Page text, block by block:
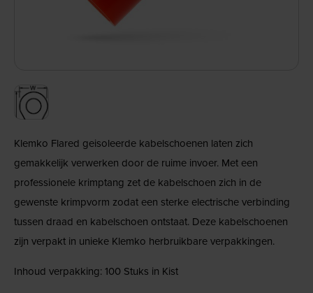
Klemko Flared geisoleerde kabelschoenen laten zich
gemakkelijk verwerken door de ruime invoer. Met een
professionele krimptang zet de kabelschoen zich in de
gewenste krimpvorm zodat een sterke electrische verbinding
tussen draad en kabelschoen ontstaat. Deze kabelschoenen
zijn verpakt in unieke Klemko herbruikbare verpakkingen.
Inhoud verpakking: 100 Stuks in Kist